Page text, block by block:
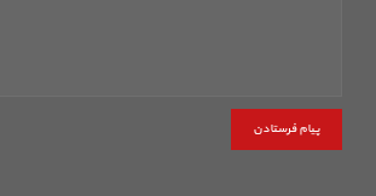
پیام فرستادن